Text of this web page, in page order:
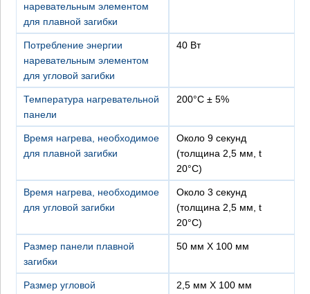
наревательным элементом
для плавной загибки
Потребление энергии
наревательным элементом
для угловой загибки
40 Вт
Температура нагревательной
панели
200°C ± 5%
Время нагрева, необходимое
для плавной загибки
около 9 секунд
(толщина 2,5 мм, t
20°C)
Время нагрева, необходимое
для угловой загибки
около 3 секунд
(толщина 2,5 мм, t
20°C)
Размер панели плавной
загибки
50 мм X 100 мм
Размер угловой
2,5 мм X 100 мм